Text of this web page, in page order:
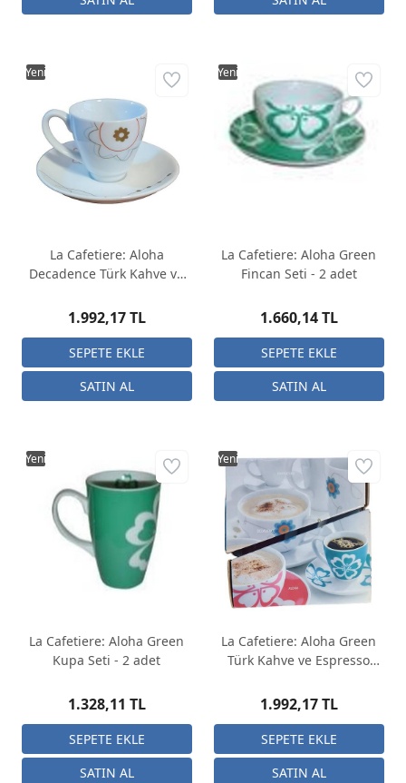
La Cafetiere: Aloha
Decadence Türk Kahve ve
adet
1.992,17 TL
Yeni
La Cafetiere: Aloha Green
Fincan Seti - 2 adet
1.660,14 TL
Yeni
La Cafetiere: Aloha Green
Kupa Seti - 2 adet
1.328,11 TL
Yeni
La Cafetiere: Aloha Green
Türk Kahve ve Espresso
1.992,17 TL
Yeni